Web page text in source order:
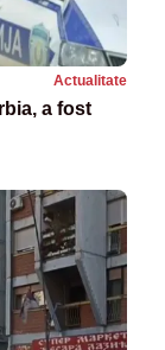
Actualitate
a fost